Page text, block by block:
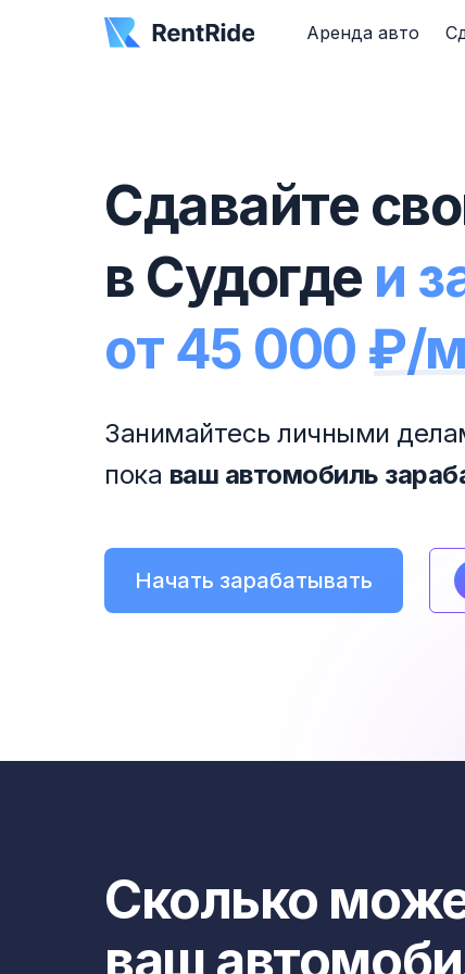
Аренда авто
Сдавайте
в Судогде и
от 45 000 ₽/
Занимайтесь личными
пока ваш автомобиль
Начать зарабатывать
Сколько
ваш